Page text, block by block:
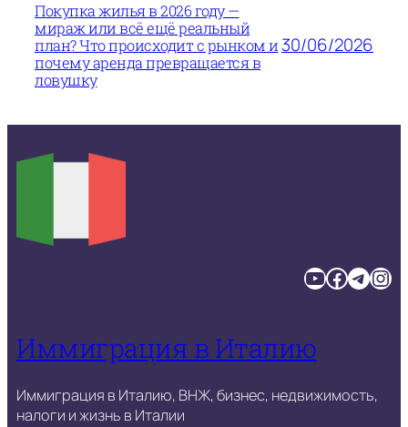
Покупка жилья в 2026 году —
мираж или всё ещё реальный
план? Что происходит с рынком и
почему аренда превращается в
ловушку
30/06/2026
YouTube Facebook TelegramInstagram
Иммиграция в Италию
Иммиграция в Италию, ВНЖ, бизнес, недвижимость,
налоги и жизнь в Италии